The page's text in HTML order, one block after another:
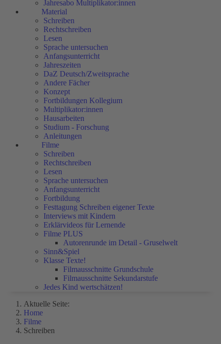
Jahresabo Multiplikator:innen
Material
Schreiben
Rechtschreiben
Lesen
Sprache untersuchen
Anfangsunterricht
Jahreszeiten
DaZ Deutsch/Zweitsprache
Andere Fächer
Konzept
Fortbildungen Kollegium
Multiplikator:innen
Hausarbeiten
Studium - Forschung
Anleitungen
Filme
Schreiben
Rechtschreiben
Lesen
Sprache untersuchen
Anfangsunterricht
Fortbildung
Festtagung Schreiben eigener Texte
Interviews mit Kindern
Erklärvideos für Lernende
Filme PLUS
Autorenrunde im Detail - Gruselwelt
Sinn&Spiel
Klasse Texte!
Filmausschnitte Grundschule
Filmausschnitte Sekundarstufe
Jedes Kind wertschätzen!
Aktuelle Seite:
Home
Filme
Schreiben